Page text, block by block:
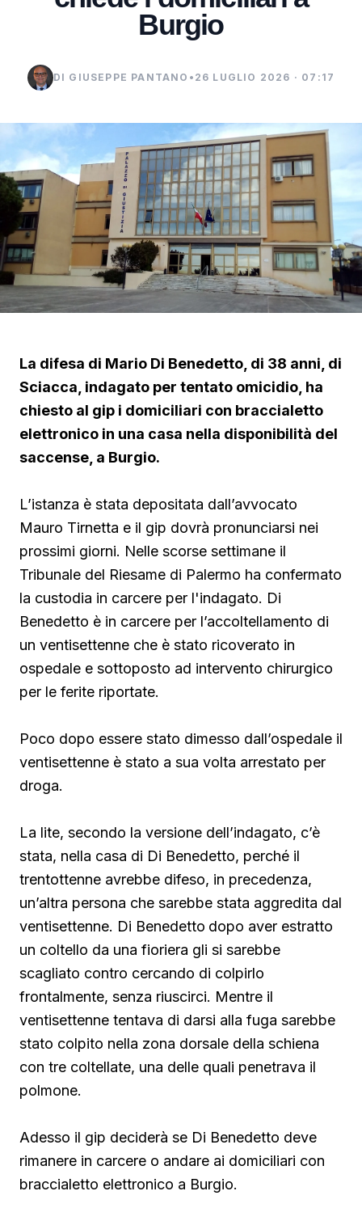
Burgio
DI GIUSEPPE PANTANO • 26 LUGLIO 2026 · 07:17
La difesa di Mario Di Benedetto, di 38 anni, di
Sciacca, indagato per tentato omicidio, ha
chiesto al gip i domiciliari con braccialetto
elettronico in una casa nella disponibilità del
saccense, a Burgio.
L’istanza è stata depositata dall’avvocato
Mauro Tirnetta e il gip dovrà pronunciarsi nei
prossimi giorni. Nelle scorse settimane il
Tribunale del Riesame di Palermo ha confermato
la custodia in carcere per l'indagato. Di
Benedetto è in carcere per l’accoltellamento di
un ventisettenne che è stato ricoverato in
ospedale e sottoposto ad intervento chirurgico
per le ferite riportate.
Poco dopo essere stato dimesso dall’ospedale il
ventisettenne è stato a sua volta arrestato per
droga.
La lite, secondo la versione dell’indagato, c’è
stata, nella casa di Di Benedetto, perché il
trentottenne avrebbe difeso, in precedenza,
un’altra persona che sarebbe stata aggredita dal
ventisettenne. Di Benedetto dopo aver estratto
un coltello da una fioriera gli si sarebbe
scagliato contro cercando di colpirlo
frontalmente, senza riuscirci. Mentre il
ventisettenne tentava di darsi alla fuga sarebbe
stato colpito nella zona dorsale della schiena
con tre coltellate, una delle quali penetrava il
polmone.
Adesso il gip deciderà se Di Benedetto deve
rimanere in carcere o andare ai domiciliari con
braccialetto elettronico a Burgio.